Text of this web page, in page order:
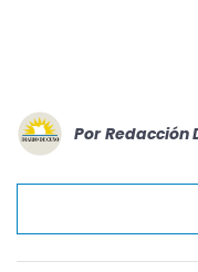
Por Redacción